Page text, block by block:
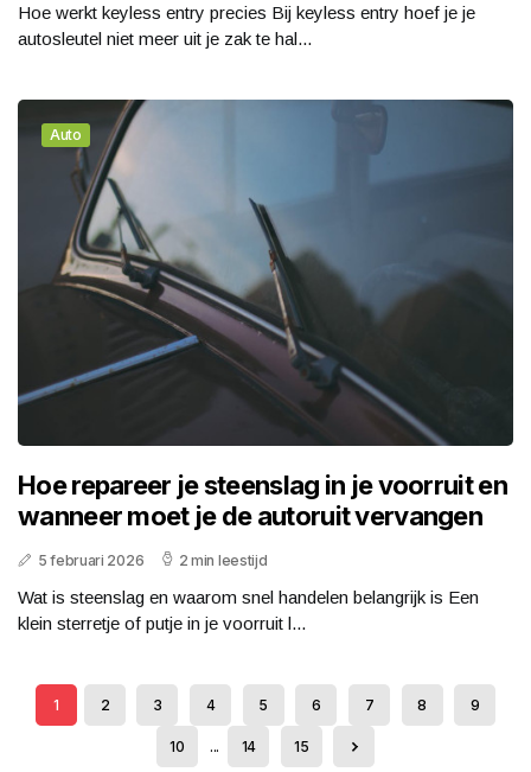
Hoe werkt keyless entry precies Bij keyless entry hoef je je
autosleutel niet meer uit je zak te hal...
Auto
Hoe repareer je steenslag in je voorruit en
wanneer moet je de autoruit vervangen
5 februari 2026 2 min leestijd
Wat is steenslag en waarom snel handelen belangrijk is Een
klein sterretje of putje in je voorruit l...
1 2 3 4 5 6 7 8 9
10 ... 14 15